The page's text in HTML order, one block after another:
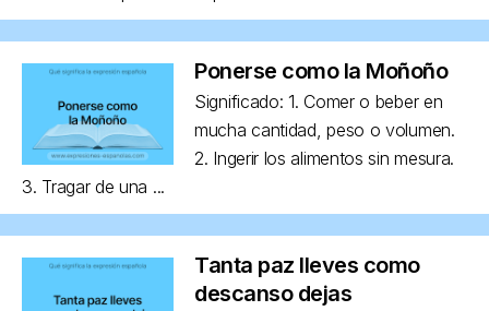
Ponerse como la Moñoño
Significado: 1. Comer o beber en
mucha cantidad, peso o volumen.
2. Ingerir los alimentos sin mesura.
3. Tragar de una ...
Tanta paz lleves como
descanso dejas